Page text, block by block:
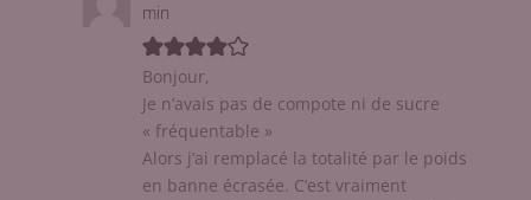
min
Bonjour,
Je n’avais pas de compote ni de sucre
« fréquentable »
Alors j’ai remplacé la totalité par le poids
en banne écrasée. C’est vraiment